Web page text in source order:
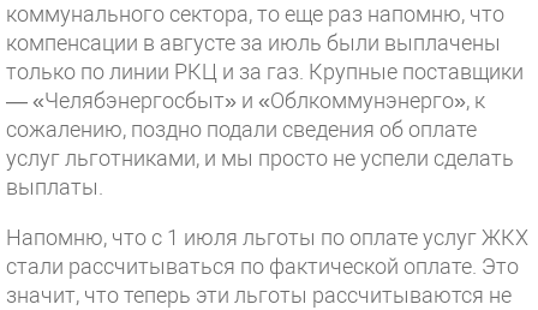
коммунального сектора, то еще раз напомню, что
компенсации в августе за июль были выплачены
только по линии РКЦ и за газ. Крупные поставщики
— «Челябэнергосбыт» и «Облкоммунэнерго», к
сожалению, поздно подали сведения об оплате
услуг льготниками, и мы просто не успели сделать
выплаты.
Напомню, что с 1 июля льготы по оплате услуг ЖКХ
стали рассчитываться по фактической оплате. Это
значит, что теперь эти льготы рассчитываются не